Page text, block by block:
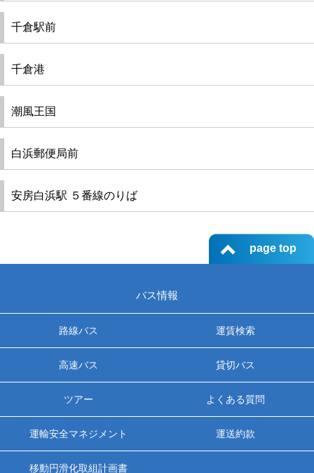
千倉駅前
千倉港
潮風王国
白浜郵便局前
安房白浜駅 ５番線のりば
page top
バス情報
路線バス 運賃検索
高速バス 貸切バス
ツアー よくある質問
運輸安全マネジメント 運送約款
移動円滑化取組計画書